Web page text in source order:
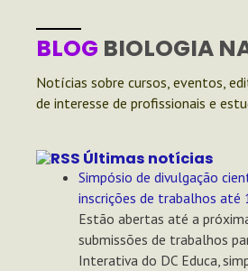
BLOG BIOLOGIA
Notícias sobre cursos, eventos,
de interesse de profissionais e
Últimas notícias
Simpósio de divulgação
inscrições de trabalhos até
Estão abertas até a
submissões de trabalhos
Interativa do DC Educa,